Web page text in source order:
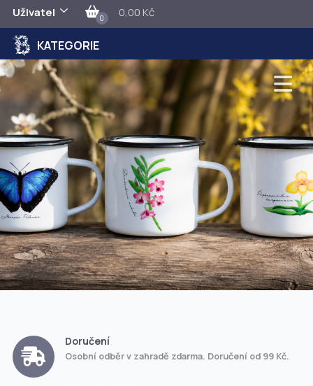
Uživatel 0 0,00 Kč
KATEGORIE
Doručení
Osobní odběr v zahradě zdarma. Doručení od 99 Kč.